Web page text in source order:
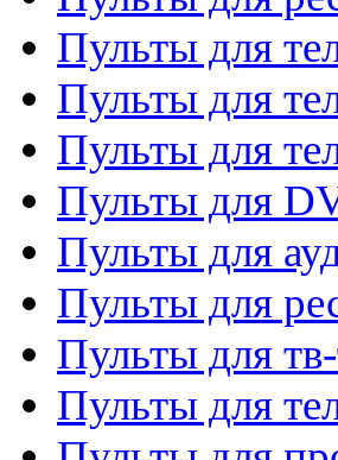
Пульты для
Пульты для
Пульты для
Пульты для
Пульты для
Пульты для
Пульты для
Пульты для